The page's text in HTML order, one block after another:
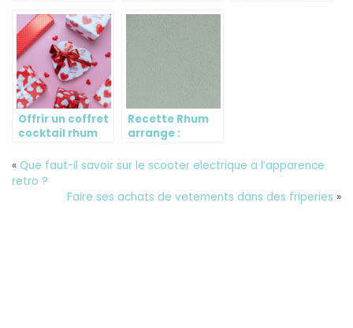
utilite et mode
de
fonctionnement
Offrir un coffret
cocktail rhum
Recette Rhum
arrange :
reussir sa
« Que faut-il savoir sur le scooter electrique a l’apparence
retro ?
Faire ses achats de vetements dans des friperies »